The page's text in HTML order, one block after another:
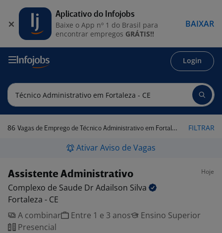
Login
86 Vagas de Emprego de Técnico Administrativo em Fortaleza - CE FILTRAR
Ativar Aviso de Vagas
Assistente Administrativo Hoje
Complexo de Saude Dr Adailson Silva
Fortaleza - CE
A combinar
Entre 1 e 3 anos
Ensino Superior
Presencial
Aplicativo do Infojobs
Baixe o App nº 1 do Brasil para
encontrar empregos GRÁTIS!!
BAIXAR